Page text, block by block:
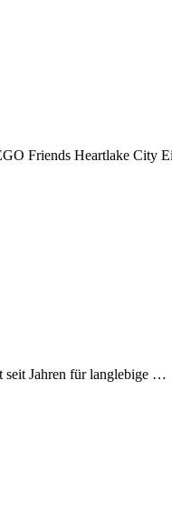
Friends Heartlake City
seit Jahren für langlebige …